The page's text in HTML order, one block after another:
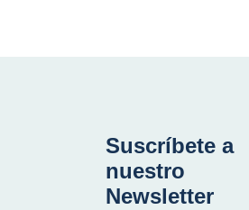
Suscríbete a
nuestro
Newsletter